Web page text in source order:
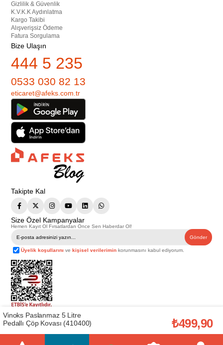
Gizlilik & Güvenlik
K.V.K.K Aydınlatma
Kargo Takibi
Alışverişsiz Ödeme
Fatura Sorgulama
Bize Ulaşın
444 5 235
0533 030 82 13
eticaret@afeks.com.tr
Takipte Kal
Size Özel Kampanyalar
Hemen Kayıt Ol Fırsatlardan Önce Sen Haberdar Ol!
Gönder
Üyelik koşullarını vekişisel verilerimin korunmasını kabul ediyorum.
Telif Hakkı © 2026
. Tüm hakları saklıdır.
Bu web sitesindeki tüm ürünler ticari amaçlıdır. Web sitemizde yer alan
görsel ve yazılı içerikler firmamıza ait olup, firmamızın yazılı izni alınmadan
başka yerlerde kullanılamaz. İçeriklerin izin alınmadan kopyalanması ve
Vinoks Paslanmaz 5 Litre
Pedallı Çöp Kovası (410400)
₺499,90